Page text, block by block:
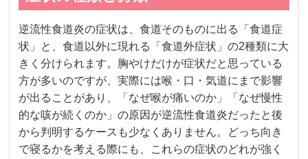
逆流性食道炎の症状は、食道そのものに出る「食道症
状」と、食道以外に現れる「食道外症状」の2種類に大
きく分けられます。胸やけだけが症状だと思っている
方が多いのですが、実際には喉・口・気道にまで影響
が出ることがあり、「なぜ喉が痛いのか」「なぜ慢性
的な咳が続くのか」の原因が逆流性食道炎だったと後
から判明するケースも少なくありません。どっち向き
で寝るかを考える際にも、これらの症状のどれが強く